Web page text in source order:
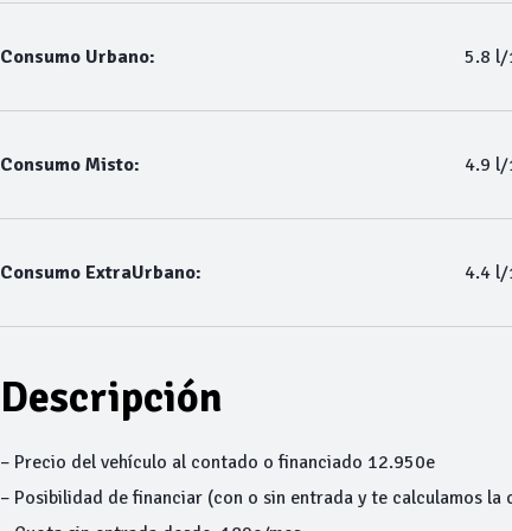
Consumo Urbano: 5.8 l/
Consumo Misto: 4.9 l/
Consumo ExtraUrbano: 4.4 l/
Descripción
– Precio del vehículo al contado o financiado 12.950e
– Posibilidad de financiar (con o sin entrada y te calculamos la